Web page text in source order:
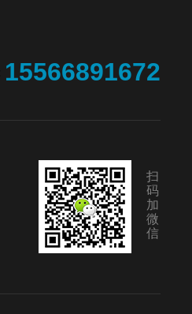
15566891672
扫
码
加
微
信